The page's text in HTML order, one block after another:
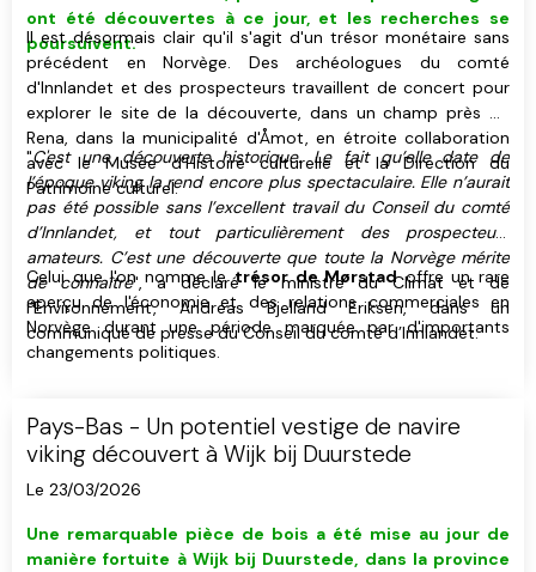
ont été découvertes à ce jour, et les recherches se
poursuivent.
Il est désormais clair qu'il s'agit d'un trésor monétaire sans
précédent en Norvège. Des archéologues du comté
d'Innlandet et des prospecteurs travaillent de concert pour
explorer le site de la découverte, dans un champ près de
Rena, dans la municipalité d'Åmot, en étroite collaboration
avec le Musée d'Histoire culturelle et la Direction du
Patrimoine culturel.
"C'est une découverte historique. Le fait qu’elle date de
l’époque viking la rend encore plus spectaculaire. Elle n’aurait
pas été possible sans l’excellent travail du Conseil du comté
d’Innlandet, et tout particulièrement des prospecteurs
amateurs. C’est une découverte que toute la Norvège mérite
de connaître", a déclaré le ministre du Climat et de
l’Environnement, Andreas Bjelland Eriksen, dans un
communiqué de presse du Conseil du comté d’Innlandet.
Celui que l'on nomme letrésor de Mørstadoffre un rare
aperçu de l'économie et des relations commerciales en
Norvège durant une période marquée par d'importants
changements politiques.
Pays-Bas - Un potentiel vestige de navire
viking découvert à Wijk bij Duurstede
Le 23/03/2026
Une remarquable pièce de bois a été mise au jour de
manière fortuite à Wijk bij Duurstede, dans la province